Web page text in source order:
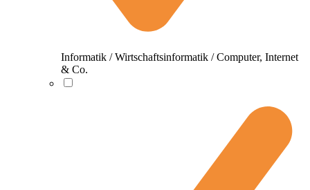
Informatik / Wirtschaftsinformatik / Computer, Internet
& Co.